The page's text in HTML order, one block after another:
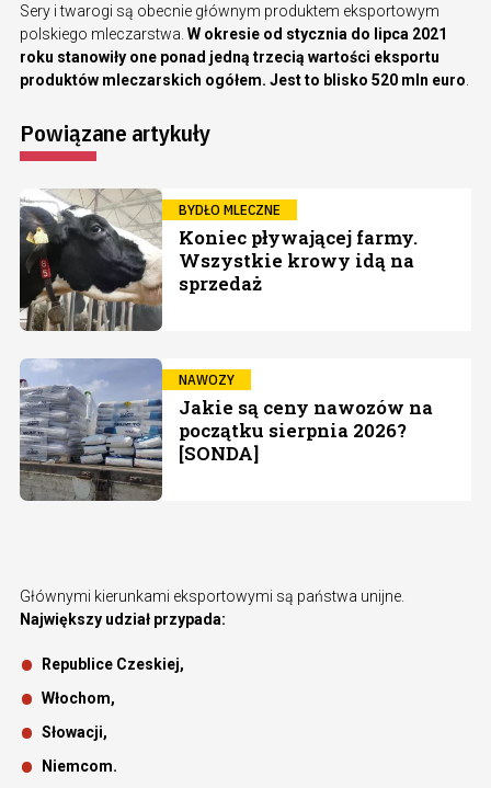
Sery i twarogi są obecnie głównym produktem eksportowym
polskiego mleczarstwa. W okresie od stycznia do lipca 2021
roku stanowiły one ponad jedną trzecią wartości eksportu
produktów mleczarskich ogółem. Jest to blisko 520 mln euro
Powiązane artykuły
BYDŁO MLECZNE
Koniec pływającej farmy.
Wszystkie krowy idą na
sprzedaż
NAWOZY
Jakie są ceny nawozów na
początku sierpnia 2026?
[SONDA]
Głównymi kierunkami eksportowymi są państwa unijne.
Największy udział przypada:
Republice Czeskiej,
Włochom,
Słowacji,
Niemcom.